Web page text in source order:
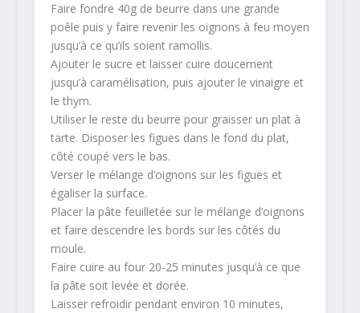
Faire fondre 40g de beurre dans une grande
poêle puis y faire revenir les oignons à feu moyen
jusqu’à ce qu’ils soient ramollis.
Ajouter le sucre et laisser cuire doucement
jusqu’à caramélisation, puis ajouter le vinaigre et
le thym.
Utiliser le reste du beurre pour graisser un plat à
tarte. Disposer les figues dans le fond du plat,
côté coupé vers le bas.
Verser le mélange d’oignons sur les figues et
égaliser la surface.
Placer la pâte feuilletée sur le mélange d’oignons
et faire descendre les bords sur les côtés du
moule.
Faire cuire au four 20-25 minutes jusqu’à ce que
la pâte soit levée et dorée.
Laisser refroidir pendant environ 10 minutes,